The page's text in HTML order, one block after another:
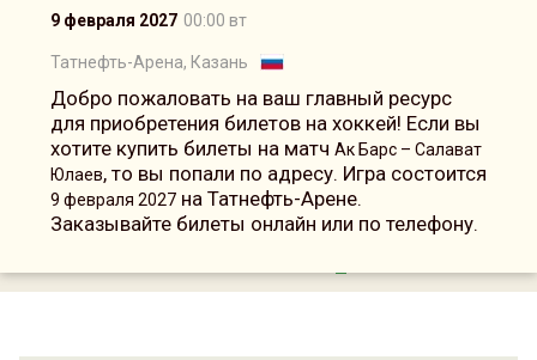
9 февраля 2027 00:00 вт
Татнефть-Арена, Казань
Добро пожаловать на ваш главный ресурс
для приобретения билетов на хоккей! Если вы
хотите купить билеты на матч Ак Барс – Салават
Юлаев, то вы попали по адресу. Игра состоится
9 февраля 2027 на Татнефть-Арене.
Заказывайте билеты онлайн или по телефону.
Сейчас на сайте онлайн8человек